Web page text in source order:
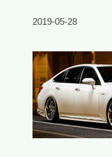
2019-05-28